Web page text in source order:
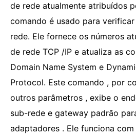
de rede atualmente atribuídos
comando é usado para
rede. Ele fornece os números
de rede TCP /IP e atualiza as
Domain Name System e
Protocol. Este comando , por
outros parâmetros , exibe o
sub-rede e gateway padrão
adaptadores . Ele funciona